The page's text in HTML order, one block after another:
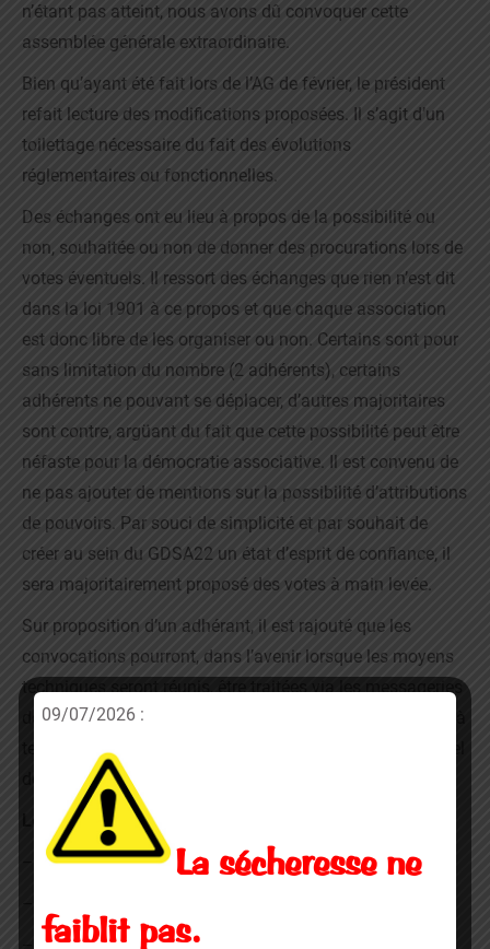
n’étant pas atteint, nous avons dû convoquer cette
assemblée générale extraordinaire.
Bien qu’ayant été fait lors de l’AG de février, le président
refait lecture des modifications proposées. Il s’agit d’un
toilettage nécessaire du fait des évolutions
réglementaires ou fonctionnelles.
Des échanges ont eu lieu à propos de la possibilité ou
non, souhaitée ou non de donner des procurations lors de
votes éventuels. Il ressort des échanges que rien n’est dit
dans la loi 1901 à ce propos et que chaque association
est donc libre de les organiser ou non. Certains sont pour
sans limitation du nombre (2 adhérents), certains
adhérents ne pouvant se déplacer, d’autres majoritaires
sont contre, argüant du fait que cette possibilité peut être
néfaste pour la démocratie associative. Il est convenu de
ne pas ajouter de mentions sur la possibilité d’attributions
de pouvoirs. Par souci de simplicité et par souhait de
créer au sein du GDSA22 un état d’esprit de confiance, il
sera majoritairement proposé des votes à main levée.
Sur proposition d’un adhérant, il est rajouté que les
convocations pourront, dans l’avenir lorsque les moyens
techniques seront réunis, être traitées via les messageries
des adhérents. Le président annonce donc à cet effet qu’à
terme nous ferons l’acquisition d’un logiciel professionnel
de traitement des listes d’adhérents.
Les statuts sont votés avec les résultats suivants :
– 2 personnes contre
09/07/2026 :
La sécheresse ne
faiblit pas.